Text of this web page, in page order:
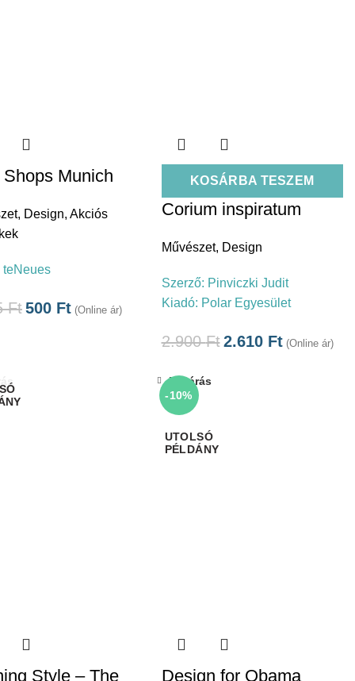
Shops Munich
, Design, Akciós
teNeues
Ft500 Ft (Online ár)
KOSÁRBA TESZEM
Corium inspiratum
Művészet, Design
Szerző: Pinviczki Judit
Kiadó: Polar Egyesület
2.900Ft 2.610 Ft (Online ár)
Style – The
-10%
Bezárás
Design for Obama